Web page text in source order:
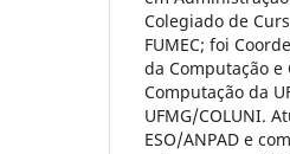
Colegiado de
FUMEC; foi
da Computação e
Computação da
UFMG/COLUNI.
ESO/ANPAD e